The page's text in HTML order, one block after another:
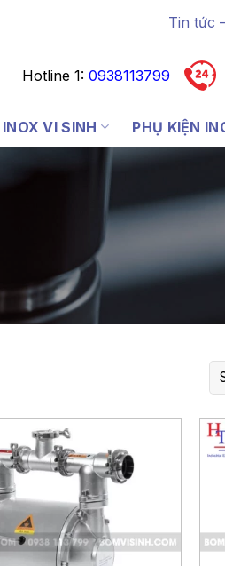
Tin tức
Hotline 1:0938113799
VI SINH PHỤ KIỆN